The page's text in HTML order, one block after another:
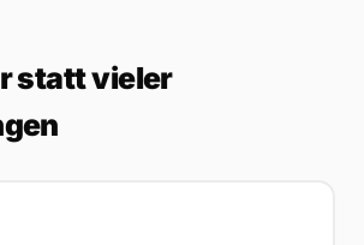
statt vieler